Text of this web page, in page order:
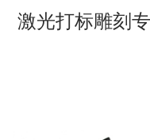
激光打标雕刻